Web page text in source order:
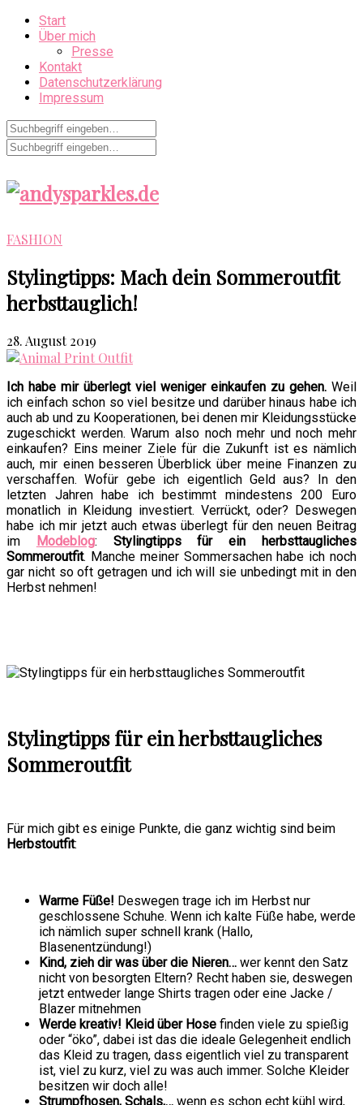
Start
Über mich
Presse
Kontakt
Datenschutzerklärung
Impressum
FASHION
Stylingtipps: Mach dein Sommeroutfit
herbsttauglich!
28. August 2019
Ich habe mir überlegt viel weniger einkaufen zu gehen. Weil
ich einfach schon so viel besitze und darüber hinaus habe ich
auch ab und zu Kooperationen, bei denen mir Kleidungsstücke
zugeschickt werden. Warum also noch mehr und noch mehr
einkaufen? Eins meiner Ziele für die Zukunft ist es nämlich
auch, mir einen besseren Überblick über meine Finanzen zu
verschaffen. Wofür gebe ich eigentlich Geld aus? In den
letzten Jahren habe ich bestimmt mindestens 200 Euro
monatlich in Kleidung investiert. Verrückt, oder? Deswegen
habe ich mir jetzt auch etwas überlegt für den neuen Beitrag
im
Modeblog: Stylingtipps für ein herbsttaugliches
Sommeroutfit. Manche meiner Sommersachen habe ich noch
gar nicht so oft getragen und ich will sie unbedingt mit in den
Herbst nehmen!
Stylingtipps für ein herbsttaugliches
Sommeroutfit
Für mich gibt es einige Punkte, die ganz wichtig sind beim
Herbstoutfit:
Warme Füße! Deswegen trage ich im Herbst nur
geschlossene Schuhe. Wenn ich kalte Füße habe, werde
ich nämlich super schnell krank (Hallo,
Blasenentzündung!)
Kind, zieh dir was über die Nieren… wer kennt den Satz
nicht von besorgten Eltern? Recht haben sie, deswegen
jetzt entweder lange Shirts tragen oder eine Jacke /
Blazer mitnehmen
Werde kreativ! Kleid über Hose finden viele zu spießig
oder “öko”, dabei ist das die ideale Gelegenheit endlich
das Kleid zu tragen, dass eigentlich viel zu transparent
ist, viel zu kurz, viel zu was auch immer. Solche Kleider
besitzen wir doch alle!
Strumpfhosen, Schals,… wenn es schon echt kühl wird,